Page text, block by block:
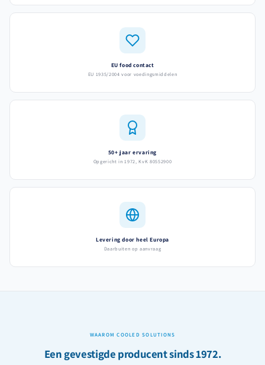
EU food contact
EU 1935/2004 voor voedingsmiddelen
50+ jaar ervaring
Opgericht in 1972, KvK 80552900
Levering door heel Europa
Daarbuiten op aanvraag
WAAROM COOLED SOLUTIONS
Een gevestigde producent sinds 1972.